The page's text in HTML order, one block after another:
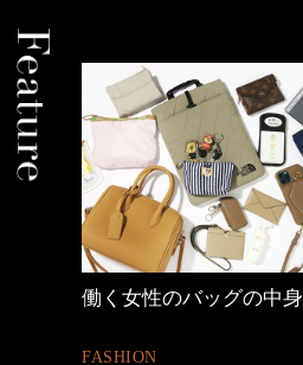
働く女性のバッグの中身
FASHION